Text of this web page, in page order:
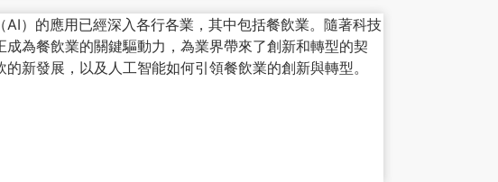
AI）的應用已經深入各行各業，其中包括餐飲業。隨著科技
成為餐飲業的關鍵驅動力，為業界帶來了創新和轉型的契
新發展，以及人工智能如何引領餐飲業的創新與轉型。